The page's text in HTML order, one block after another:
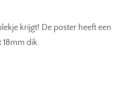
krijgt! De poster heeft een
dik.